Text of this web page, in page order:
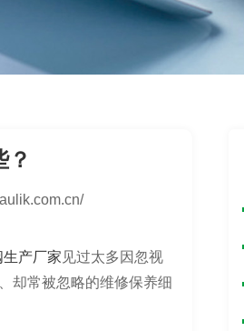
？
生产厂家 见过太多因忽视
却常被忽略的维修保养细